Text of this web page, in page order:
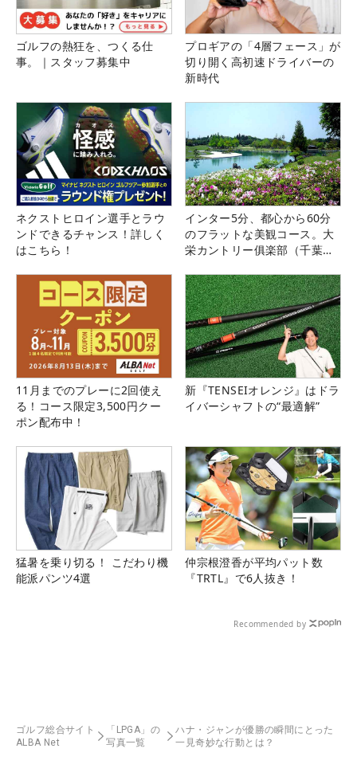
ゴルフの熱狂を、つくる仕
事。｜スタッフ募集中
プロギアの「4層フェース」が
切り開く高初速ドライバーの
新時代
ネクストヒロイン選手とラウ
ンドできるチャンス！詳しく
はこちら！
インター5分、都心から60分
のフラットな美観コース。大
栄カントリー俱楽部（千葉
11月までのプレーに2回使え
る！コース限定3,500円クー
ポン配布中！
新『TENSEIオレンジ』はドラ
イバーシャフトの“最適解”
猛暑を乗り切る！ こだわり機
能派パンツ4選
仲宗根澄香が平均パット数
『TRTL』で6人抜き！
Recommended by
ゴルフ総合サイト
ALBA Net
「LPGA」の
写真一覧
ハナ・ジャンが優勝の瞬間にとった
一見奇妙な行動とは？